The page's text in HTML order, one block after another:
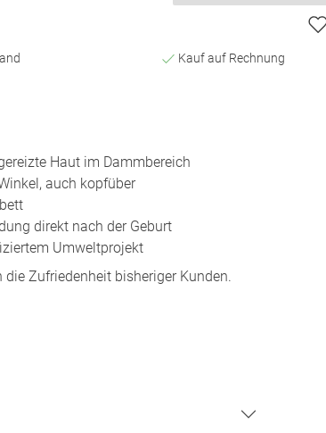
Kauf auf Rechnung
Haut im Dammbereich
auch kopfüber
direkt nach der Geburt
Umweltprojekt
die Zufriedenheit bisheriger Kunden.